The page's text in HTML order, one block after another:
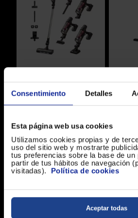
Consentimiento Detalles
Esta página web usa cookies
Utilizamos cookies propias y de
uso del sitio web y mostrarte
tus preferencias sobre la base de un
partir de tus hábitos de navegación
visitadas). Política de cookies
Aceptar todas
Aspirador escoba
Rowenta RH6A71
Potencia (W): 140
171 €
Cuidado